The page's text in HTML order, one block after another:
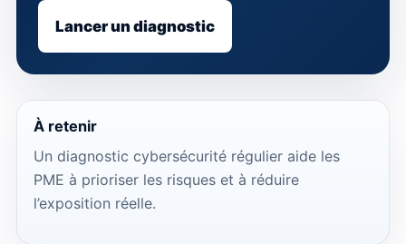
Lancer un diagnostic
À retenir
Un diagnostic cybersécurité régulier aide les
PME à prioriser les risques et à réduire
l’exposition réelle.